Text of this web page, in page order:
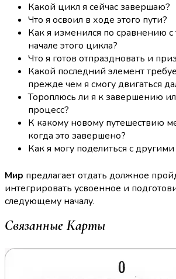
Какой цикл я сейчас завершаю?
Что я освоил в ходе этого пути?
Как я изменился по сравнению
начале этого цикла?
Что я готов отпраздновать и
Какой последний элемент
прежде чем я смогу двигаться
Тороплюсь ли я к завершению
процесс?
К какому новому путешествию
когда это завершено?
Как я могу поделиться с другими
Мир предлагает отдать должное
интегрировать усвоенное и
следующему началу.
Связанные Карты